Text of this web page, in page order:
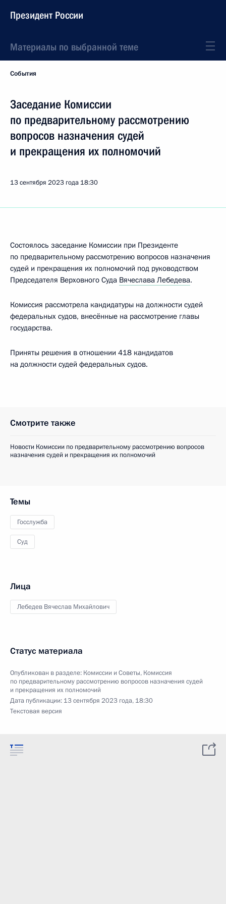
Президент России
Материалы по выбранной теме
События
Заседание Комиссии
по предварительному рассмотрению
вопросов назначения судей
и прекращения их полномочий
13 сентября 2023 года 18:30
Состоялось заседание Комиссии при Президенте
по предварительному рассмотрению вопросов назначения
судей и прекращения их полномочий под руководством
Председателя Верховного Суда Вячеслава Лебедева.
Комиссия рассмотрела кандидатуры на должности судей
федеральных судов, внесённые на рассмотрение главы
государства.
Приняты решения в отношении 418 кандидатов
на должности судей федеральных судов.
Смотрите также
Новости Комиссии по предварительному рассмотрению вопросов
назначения судей и прекращения их полномочий
Темы
Госслужба
Суд
Лица
Лебедев Вячеслав Михайлович
Статус материала
Опубликован в разделе: Комиссии и Советы, Комиссия
по предварительному рассмотрению вопросов назначения судей
и прекращения их полномочий
Дата публикации: 13 сентября 2023 года, 18:30
Текстовая версия